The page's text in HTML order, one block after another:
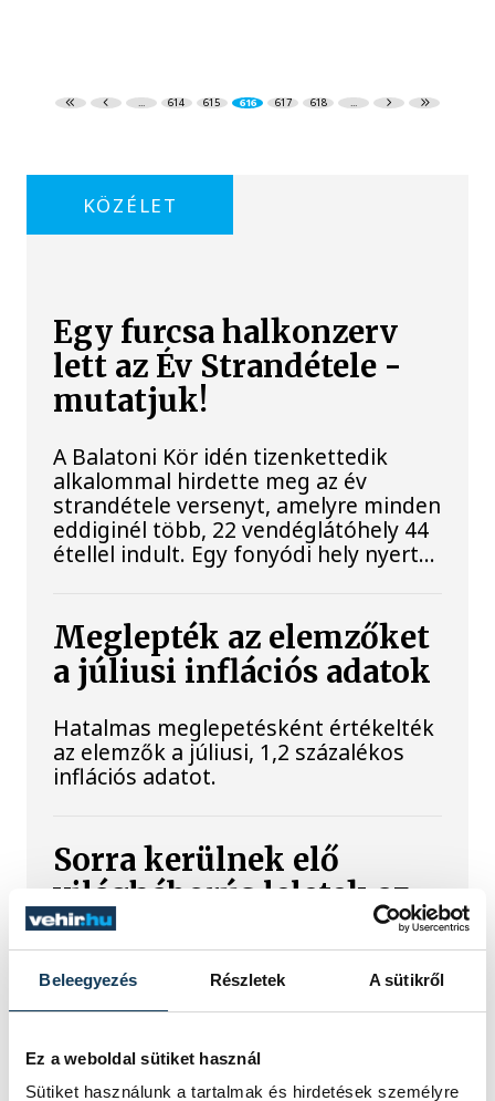
Beleegyezés Részletek A sütikről
Ez a weboldal sütiket használ
Sütiket használunk a tartalmak és hirdetések személyre
... 614 615 616 617 618 ...
KÖZÉLET
Egy furcsa halkonzerv
lett az Év Strandétele -
mutatjuk!
A Balatoni Kör idén tizenkettedik
alkalommal hirdette meg az év
strandétele versenyt, amelyre minden
eddiginél több, 22 vendéglátóhely 44
étellel indult. Egy fonyódi hely nyert...
Meglepték az elemzőket
a júliusi inflációs adatok
Hatalmas meglepetésként értékelték
az elemzők a júliusi, 1,2 százalékos
inflációs adatot.
Sorra kerülnek elő
világháborús leletek az
alacsony Dunából
A folyó rekordalacsony vízállása miatt
egy csaknem komplett, II.
motorkerékpárbukkant elő a
Batthyány téri rakpart sziklái alól,